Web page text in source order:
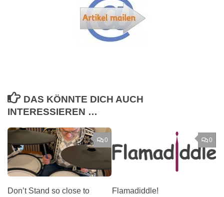
DAS KÖNNTE DICH AUCH
INTERESSIEREN …
0
Don’t Stand so close to
0
Flamadiddle!